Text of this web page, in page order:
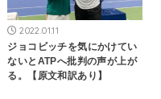
2022.01.11
ジョコビッチを気にかけてい
ないとATPへ批判の声が上が
る。【原文和訳あり】